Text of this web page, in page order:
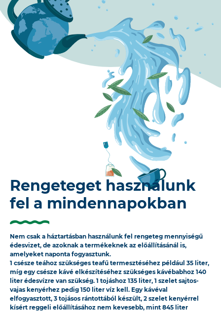
Rengeteget használunk
fel a mindennapokban
Nem csak a háztartásban használunk fel rengeteg mennyiségű
édesvizet, de azoknak a termékeknek az előállításánál is,
amelyeket naponta fogyasztunk.
1 csésze teához szükséges teafű termesztéséhez például 35 liter,
míg egy csésze kávé elkészítéséhez szükséges kávébabhoz 140
liter édesvízre van szükség. 1 tojáshoz 135 liter, 1 szelet sajtos-
vajas kenyérhez pedig 150 liter víz kell. Egy kávéval
elfogyasztott, 3 tojásos rántottából készült, 2 szelet kenyérrel
kísért reggeli előállításához nem kevesebb, mint 845 liter